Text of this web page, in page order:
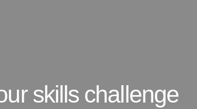
skills challenge